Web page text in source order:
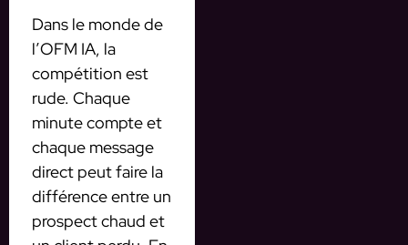
Dans le monde de
l’OFM IA, la
compétition est
rude. Chaque
minute compte et
chaque message
direct peut faire la
différence entre un
prospect chaud et